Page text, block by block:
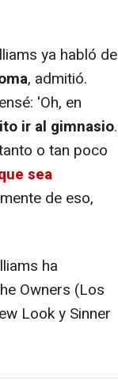
ya habló de
, admitió.
'Oh, en
ir al gimnasio.
o tan poco
sea
de eso,
ha
Owners (Los
Look y Sinner